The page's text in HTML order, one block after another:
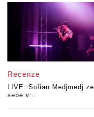
Recenze
LIVE: Sofian Medjmedj ze
sebe v...